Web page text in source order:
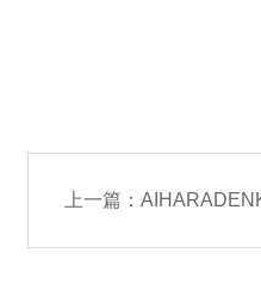
上一篇：AIHARADENKI相